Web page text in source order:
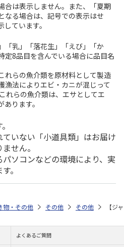
合は表示しません。また、「夏期
なる場合は、記号での表示はせ
ています。
「乳」「落花生」「えび」「か
定8品目を含んでいる場合に品目名
らの魚介類を原材料として製造
漁法によりエビ・カニが混じって
れらの魚介類は、エサとしてエ
ります。
いない「小道具類」はお届け
せん。
ソコンなどの環境により、実
。
物・その他 その他 その他 【ジ
よくあるご質問